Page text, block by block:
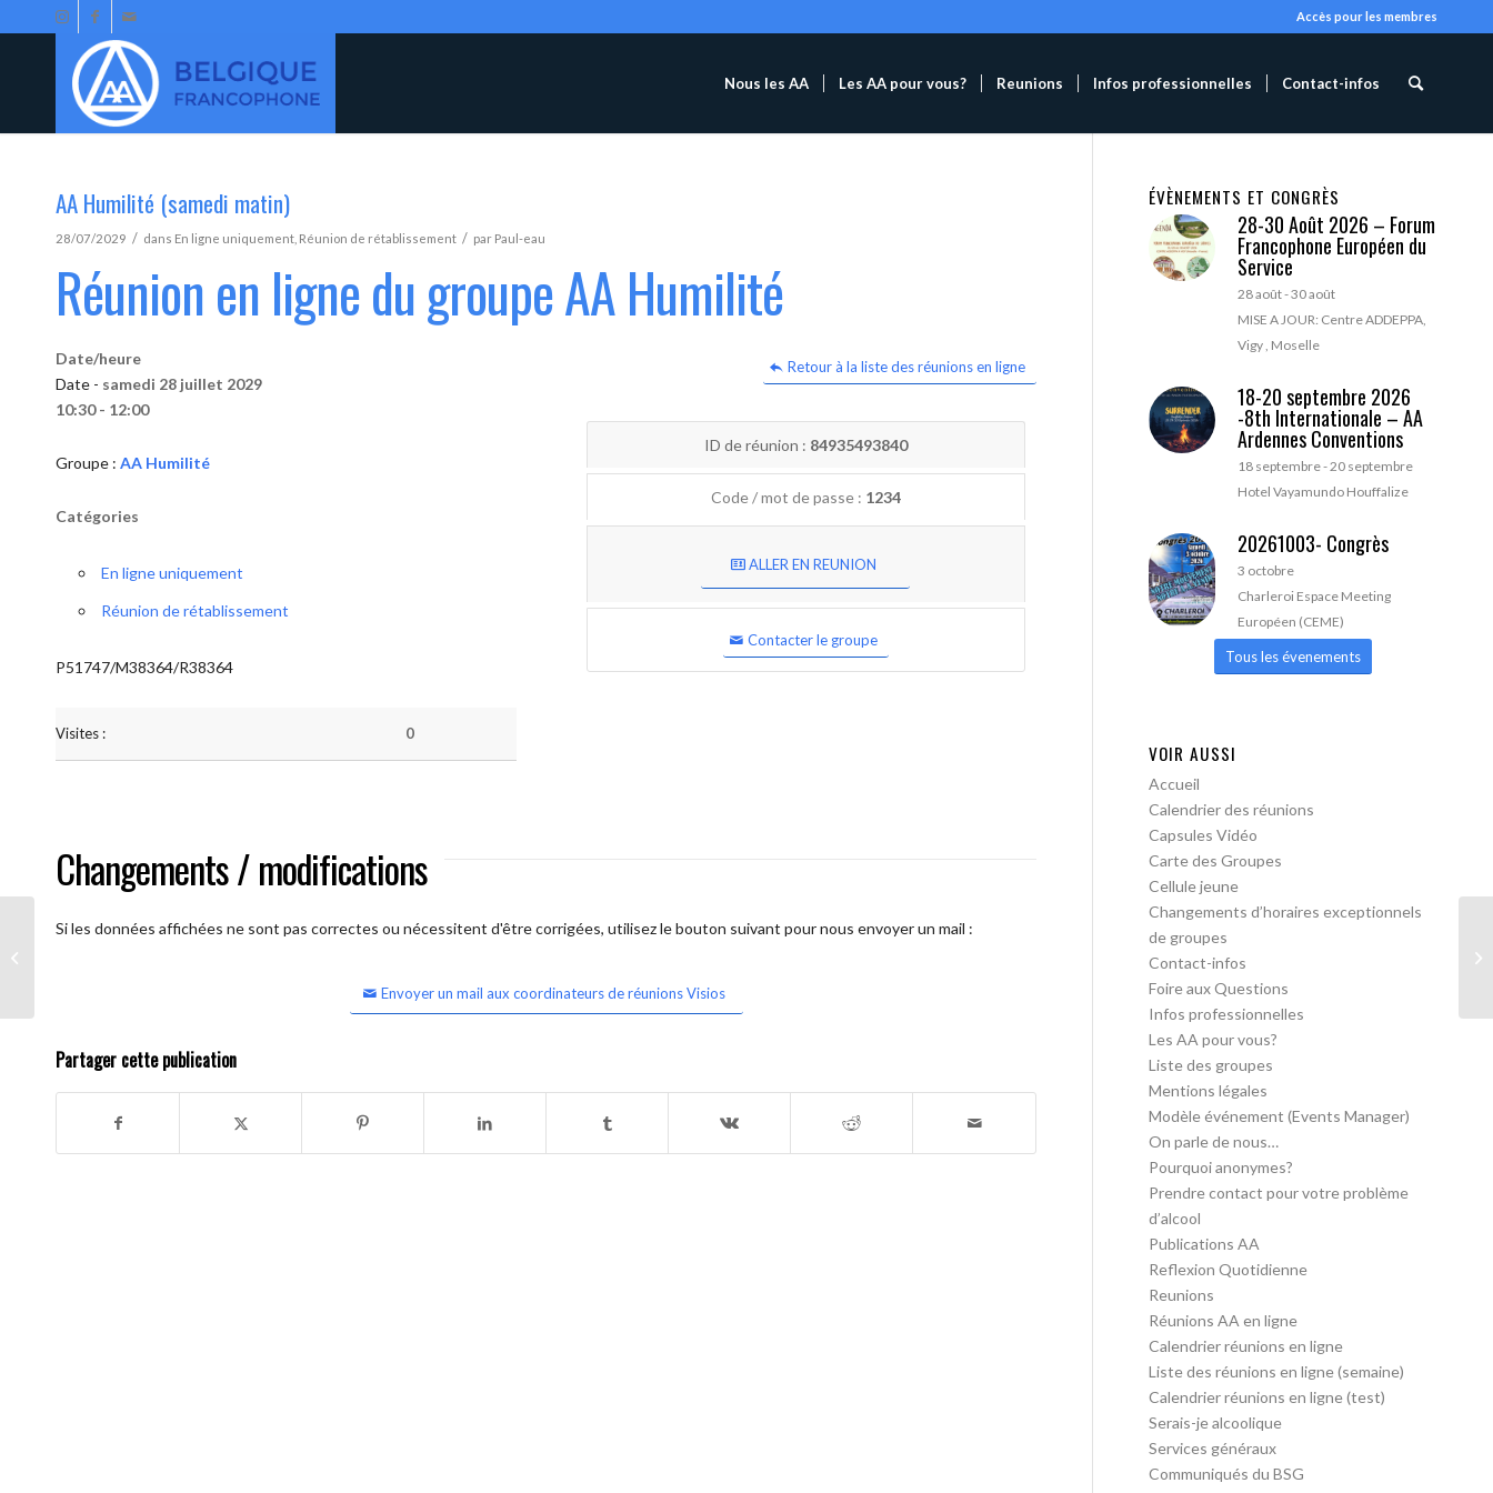
Accès pour les membres
Nous les AA Les AA pour vous? Reunions Infos professionnelles Contact-infos
AA Humilité (samedi matin)
28/07/2029 / dans En ligne uniquement Réunion de rétablissement / par Paul-eau
Réunion en ligne du groupe AA Humilité
Retour à la liste des réunions en ligne
Date/heure
Date - samedi 28 juillet 2029
10:30 - 12:00
Groupe : AA Humilité
Catégories
En ligne uniquement
Réunion de rétablissement
P51747/M38364/R38364
Visites : 0
ID de réunion : 84935493840
Code / mot de passe : 1234
ALLER EN REUNION
Contacter le groupe
Changements / modifications
Si les données affichées ne sont pas correctes ou nécessitent d'être corrigées, utilisez le bouton suivant pour nous envoyer un mail :
Envoyer un mail aux coordinateurs de réunions Visios
Partager cette publication
ÉVÈNEMENTS ET CONGRÈS
28-30 Août 2026 – Forum
Francophone Européen du
Service
28 août-30 août
MISE A JOUR: Centre ADDEPPA,
Vigy , Moselle
18-20 septembre 2026
-8th Internationale – AA
Ardennes Conventions
18 septembre-20 septembre
Hotel Vayamundo Houffalize
20261003- Congrès
3 octobre
Charleroi Espace Meeting
Européen (CEME)
Tous les évenements
VOIR AUSSI
Accueil
Calendrier des réunions
Capsules Vidéo
Carte des Groupes
Cellule jeune
Changements d’horaires exceptionnels
de groupes
Contact-infos
Foire aux Questions
Infos professionnelles
Les AA pour vous?
Liste des groupes
Mentions légales
Modèle événement (Events Manager)
On parle de nous…
Pourquoi anonymes?
Prendre contact pour votre problème
d’alcool
Publications AA
Reflexion Quotidienne
Reunions
Réunions AA en ligne
Calendrier réunions en ligne
Liste des réunions en ligne (semaine)
Calendrier réunions en ligne (test)
Serais-je alcoolique
Services généraux
Communiqués du BSG